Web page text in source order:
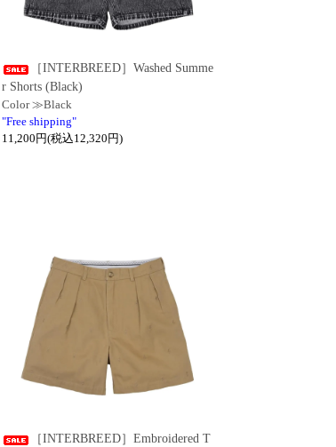
［INTERBREED］Washed Summe
r Shorts (Black)
Color ≫Black
"Free shipping"
11,200円(税込12,320円)
［INTERBREED］Embroidered T